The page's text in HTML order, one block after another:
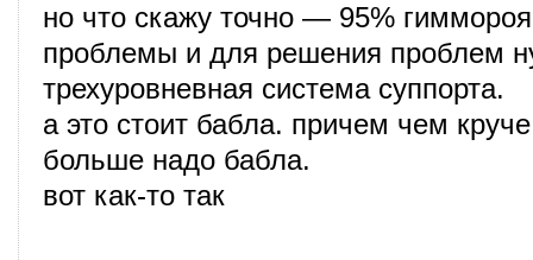
но что скажу точно — 95%
проблемы и для решения проблем
трехуровневная система суппорта.
а это стоит бабла. причем чем
больше надо бабла.
вот как-то так